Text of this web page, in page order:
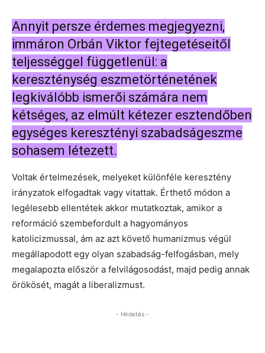
Annyit persze érdemes megjegyezni,
immáron Orbán Viktor fejtegetéseitől
teljességgel függetlenül: a
kereszténység eszmetörténetének
legkiválóbb ismerői számára nem
kétséges, az elmúlt kétezer esztendőben
egységes keresztényi szabadságeszme
sohasem létezett.
Voltak értelmezések, melyeket különféle keresztény
irányzatok elfogadtak vagy vitattak. Érthető módon a
legélesebb ellentétek akkor mutatkoztak, amikor a
reformáció szembefordult a hagyományos
katolicizmussal, ám az azt követő humanizmus végül
megállapodott egy olyan szabadság-felfogásban, mely
megalapozta először a felvilágosodást, majd pedig annak
örökösét, magát a liberalizmust.
- Hirdetés -